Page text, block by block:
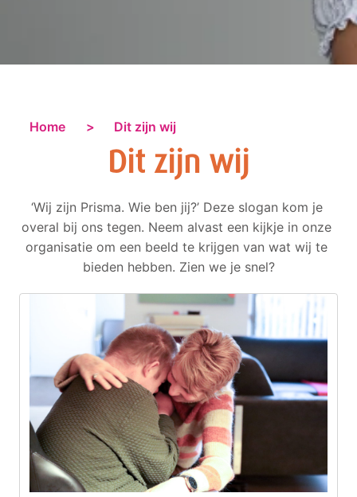
Home >      Dit zijn wij
Dit zijn wij
‘Wij zijn Prisma. Wie ben jij?’ Deze slogan kom je
overal bij ons tegen. Neem alvast een kijkje in onze
organisatie om een beeld te krijgen van wat wij te
bieden hebben. Zien we je snel?